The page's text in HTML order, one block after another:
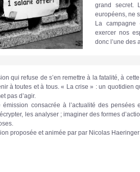
grand secret.
européens, ne
La
exercer nos
donc l’une des
qui refuse de s’en remettre à la fatalité, à
à toutes et à tous. « La crise » : un quotidien
pas d’agir.
émission consacrée à l’actualité des
les analyser ; imaginer des formes
proposée et animée par par Nicolas